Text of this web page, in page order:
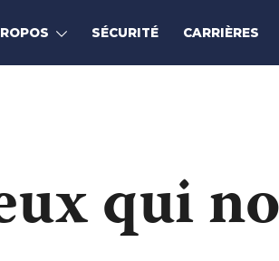
SÉCURITÉ CARRIÈRES
qui